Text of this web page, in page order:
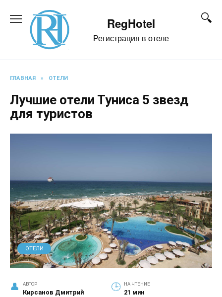
содержанию
RegHotel
Регистрация в отеле
ГЛАВНАЯ » ОТЕЛИ
Лучшие отели Туниса 5 звезд
для туристов
ОТЕЛИ
АВТОР
Кирсанов Дмитрий
НА ЧТЕНИЕ
21 мин